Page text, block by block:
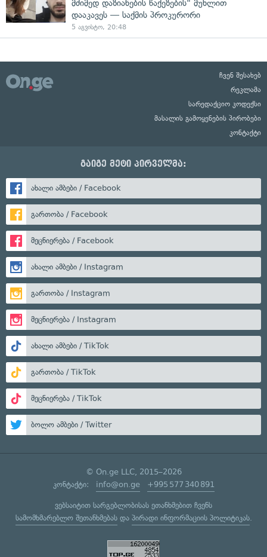
მძიმედ დაზიანების წაქეზების" მუხლით
დააკავეს — საქმის პროკურორი
5 აგვისტო, 20:48
ჩვენ შესახებ
რეკლამა
სარედაქციო კოდექსი
მასალის გამოყენების პირობები
კონტაქტი
გაიგე მეტი პირველმა:
ახალი ამბები / Facebook
გართობა / Facebook
მეცნიერება / Facebook
ახალი ამბები / Instagram
გართობა / Instagram
მეცნიერება / Instagram
ახალი ამბები / TikTok
გართობა / TikTok
მეცნიერება / TikTok
ბოლო ამბები / Twitter
© On.ge LLC, 2015–2026
კონტაქტი: info@on.ge +995 577 340 891
ვებსაიტით სარგებლობისას ეთანხმებით ჩვენს
სამომხმარებლო შეთანხმებასდა პირადი ინფორმაციის პოლიტიკას.